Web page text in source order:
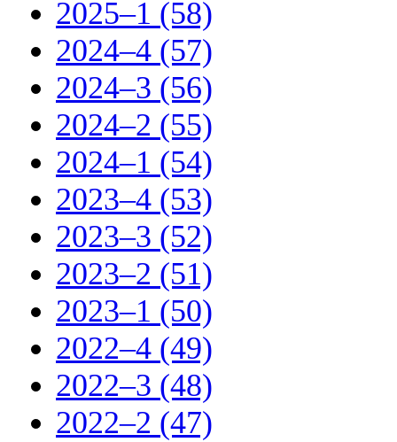
2025–1 (58)
2024–4 (57)
2024–3 (56)
2024–2 (55)
2024–1 (54)
2023–4 (53)
2023–3 (52)
2023–2 (51)
2023–1 (50)
2022–4 (49)
2022–3 (48)
2022–2 (47)